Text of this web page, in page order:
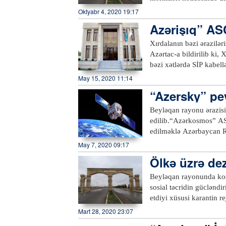
təvəllüdlü Əsədova
nəticəsində dağıntılar
düşmüş top
Təvəkkül oğlu və
xəsarətləri alaraq
əhaliyə qarşı terror
bilavasitə göstərişi ilə
tutması nəticəsində
başqa, Ermənistanın
obyektə ciddi ziyan
Oktyabr 4, 2020 19:17
Azərişıq”
Xırdalanın bəzi
Azərtac-a bildirilib ki,
bəzi xətlərdə SİP
küçələrində elektrik
May 15, 2020 11:14
“Azersky”
b
Beyləqan rayonu
edilib.“Azərkosmos”
edilməklə Azərbaycan
etdirən bitki örtüyünün
bitkilərinin
məhsuldarlığının
planlaşdırmağa imkan
“Azersky” peykindən
üçün yüksəkkeyfiyyətli
May 7, 2020 09:17
Ölkə üzrə
cləndirilib
Beyləqan rayonunda
sosial təcridin
etdiyi xüsusi karantin
Beyləqan şəhərində,
Mart 28, 2020 23:07